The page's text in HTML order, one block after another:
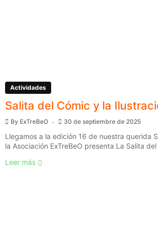
Actividades
Salita del Cómic y la
By ExTreBeO 30 de septiembre de 2025
Llegamos a la edición 16 de nuestra querida
la Asociación ExTreBeO presenta La Salita
Leer más